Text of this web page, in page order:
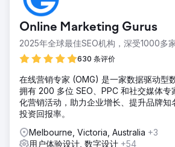
Online Marketing Gurus
2025年全球最佳SEO机构，深受1000多
630 条评价
在线营销专家 (OMG) 是一家数据驱动型
拥有 200 多位 SEO、PPC 和社交媒体专
化营销活动，助力企业增长、提升品牌知
投资回报率。
Melbourne, Victoria, Australia +3
用户体验设计, 数字设计 +54